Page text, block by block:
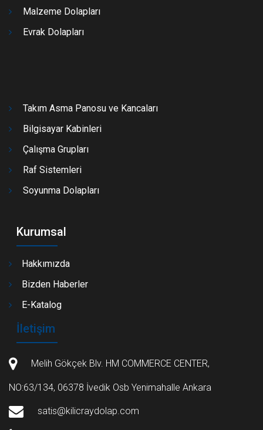
Malzeme Dolapları
Evrak Dolapları
Takım Asma Panosu ve Kancaları
Bilgisayar Kabinleri
Çalışma Grupları
Raf Sistemleri
Soyunma Dolapları
Kurumsal
Hakkımızda
Bizden Haberler
E-Katalog
İletişim
Melih Gökçek Blv. HM COMMERCE CENTER,
NO:63/134, 06378 İvedik Osb Yenimahalle Ankara
satis@kilicraydolap.com